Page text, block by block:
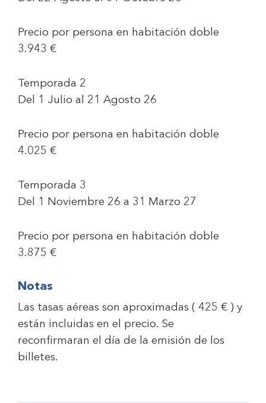
Precio por persona en habitación doble
3.943 €
Temporada 2
Del 1 Julio al 21 Agosto 26
Precio por persona en habitación doble
4.025 €
Temporada 3
Del 1 Noviembre 26 a 31 Marzo 27
Precio por persona en habitación doble
3.875 €
Notas
Las tasas aéreas son aproximadas ( 425 € ) y
están incluidas en el precio. Se
reconfirmaran el día de la emisión de los
billetes.